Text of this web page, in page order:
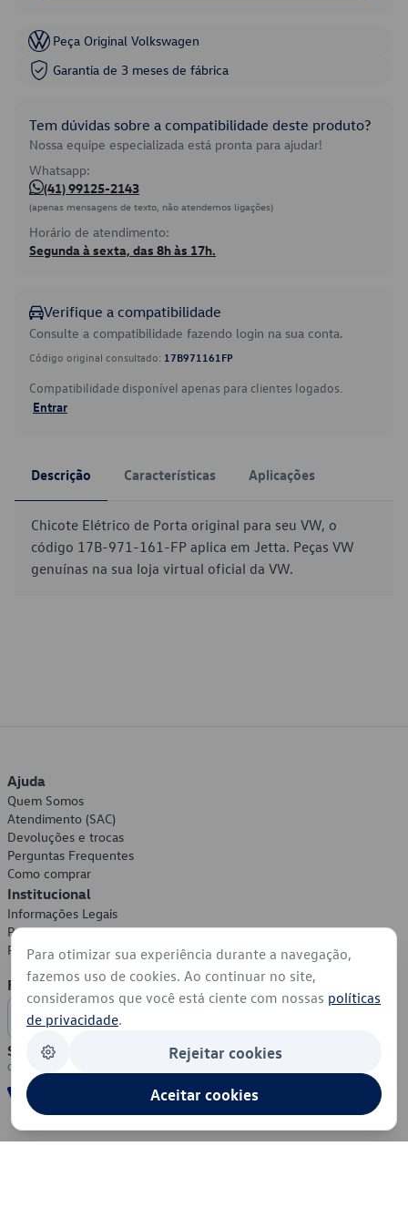
Peça Original Volkswagen
Garantia de 3 meses de fábrica
Tem dúvidas sobre a compatibilidade deste produto?
Nossa equipe especializada está pronta para ajudar!
Whatsapp:
(41) 99125-2143
(apenas mensagens de texto, não atendemos ligações)
Horário de atendimento:
Segunda à sexta, das 8h às 17h.
Verifique a compatibilidade
Consulte a compatibilidade fazendo login na sua conta.
Código original consultado: 17B971161FP
Compatibilidade disponível apenas para clientes logados.
Entrar
Descrição Características Aplicações
Chicote Elétrico de Porta original para seu VW, o
código 17B-971-161-FP aplica em Jetta. Peças VW
genuínas na sua loja virtual oficial da VW.
Ajuda
Quem Somos
Atendimento (SAC)
Devoluções e trocas
Perguntas Frequentes
Como comprar
Institucional
Informações Legais
Política de Privacidade
Política de Cookies
Formas de Pagamento
Segurança
Para otimizar sua experiência durante a navegação,
fazemos uso de cookies. Ao continuar no site,
consideramos que você está ciente com nossas políticas
de privacidade.
Rejeitar cookies
Aceitar cookies